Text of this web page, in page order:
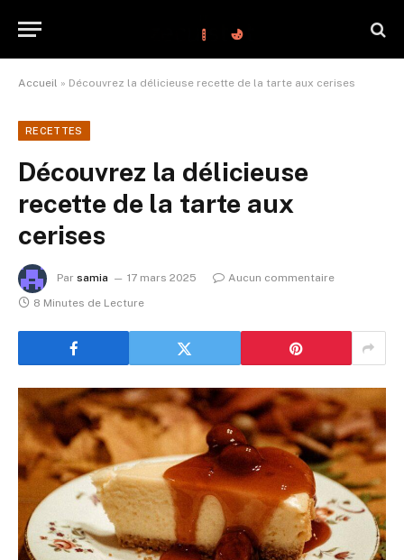
Accueil » Découvrez la délicieuse recette de la tarte aux cerises
RECETTES
Découvrez la délicieuse
recette de la tarte aux
cerises
Par samia 17 mars 2025
Aucun commentaire
8 Minutes de Lecture